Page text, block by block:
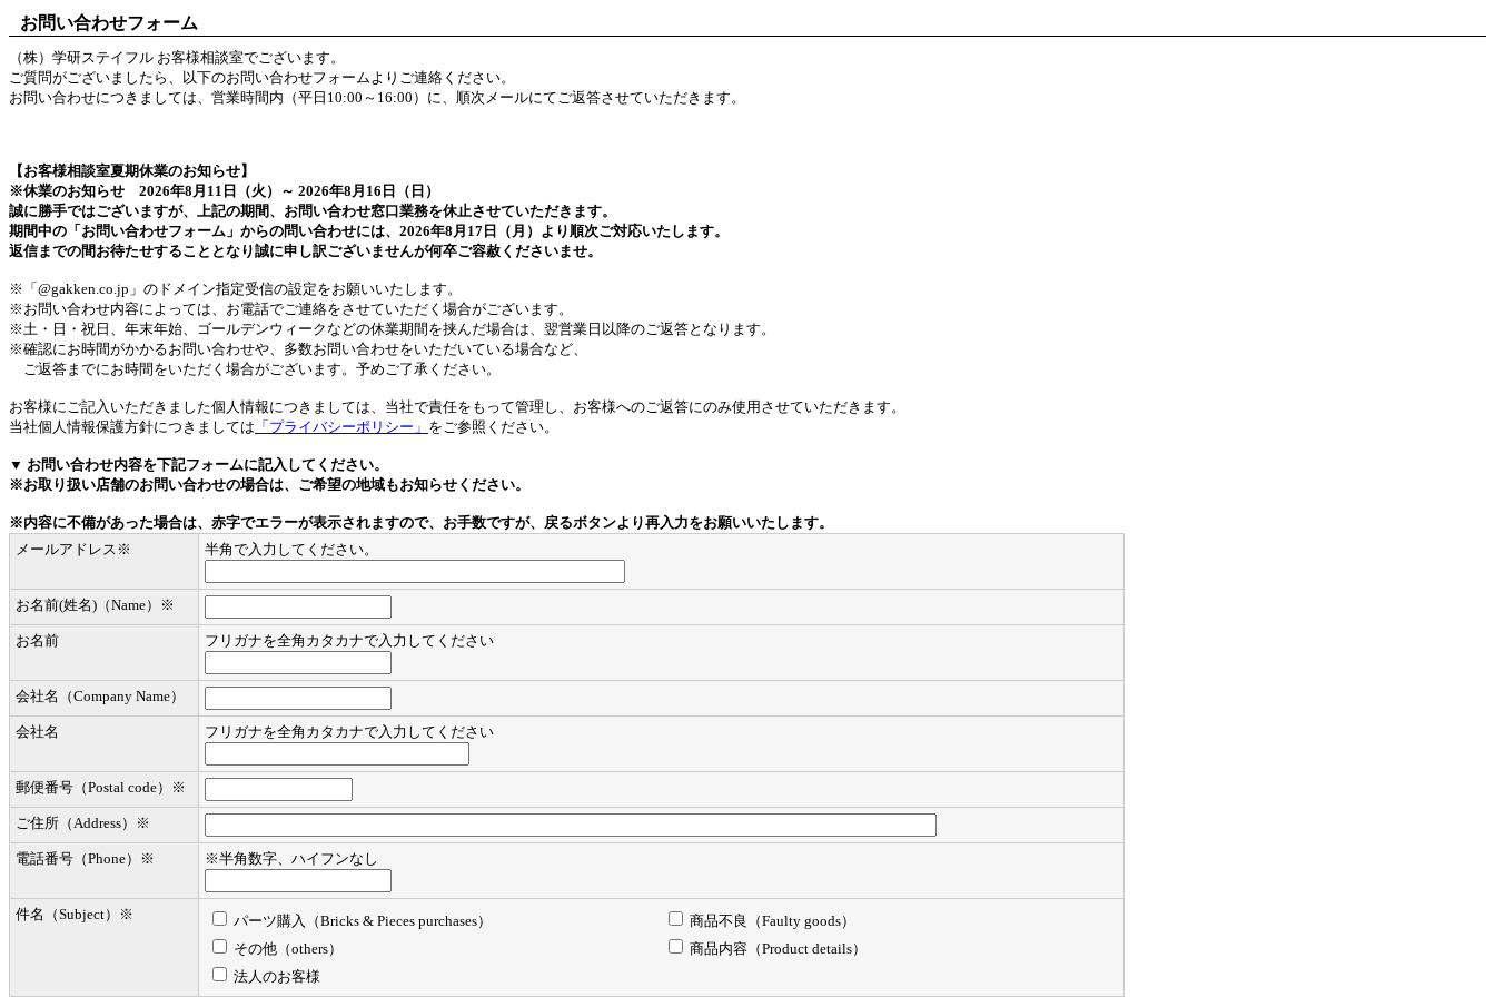
お問い合わせフォーム
（株）学研ステイフル お客様相談室でございます。
ご質問がございましたら、以下のお問い合わせフォームよりご連絡ください。
お問い合わせにつきましては、営業時間内（平日10:00～16:00）に、順次メールにてご返答させていただきます。
【お客様相談室夏期休業のお知らせ】
※休業のお知らせ 2026年8月11日（火）～ 2026年8月16日（日）
誠に勝手ではございますが、上記の期間、お問い合わせ窓口業務を休止させていただきます。
期間中の「お問い合わせフォーム」からの問い合わせには、2026年8月17日（月）より順次ご対応いたします。
返信までの間お待たせすることとなり誠に申し訳ございませんが何卒ご容赦くださいませ。
※「@gakken.co.jp」のドメイン指定受信の設定をお願いいたします。
※お問い合わせ内容によっては、お電話でご連絡をさせていただく場合がございます。
※土・日・祝日、年末年始、ゴールデンウィークなどの休業期間を挟んだ場合は、翌営業日以降のご返答となります。
※確認にお時間がかかるお問い合わせや、多数お問い合わせをいただいている場合など、
ご返答までにお時間をいただく場合がございます。予めご了承ください。
お客様にご記入いただきました個人情報につきましては、当社で責任をもって管理し、お客様へのご返答にのみ使用させていただきます。
当社個人情報保護方針につきましては 「プライバシーポリシー」 をご参照ください。
▼ お問い合わせ内容を下記フォームに記入してください。
※お取り扱い店舗のお問い合わせの場合は、ご希望の地域もお知らせください。
※内容に不備があった場合は、赤字でエラーが表示されますので、お手数ですが、戻るボタンより再入力をお願いいたします。
メールアドレス ※ 半角で入力してください。
お名前(姓名)（Name） ※
お名前 フリガナを全角カタカナで入力してください
会社名（Company Name）
会社名 フリガナを全角カタカナで入力してください
郵便番号（Postal code） ※
ご住所（Address） ※
電話番号（Phone） ※ ※半角数字、ハイフンなし
件名（Subject） ※ パーツ購入（Bricks & Pieces purchases）
商品不良（Faulty goods）
その他（others）
商品内容（Product details）
法人のお客様